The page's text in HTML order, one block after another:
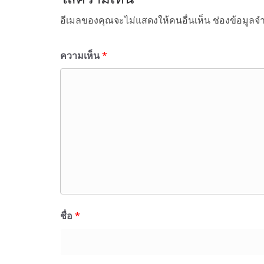
อีเมลของคุณจะไม่แสดงให้คนอื่นเห็น ช่องข้อมูลจ
ความเห็น*
ชื่อ *